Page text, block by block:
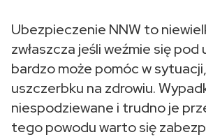
Ubezpieczenie NNW to
zwłaszcza jeśli weźmie się pod
bardzo może pomóc w
uszczerbku na zdrowiu.
niespodziewane i trudno je
tego powodu warto się